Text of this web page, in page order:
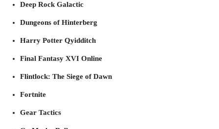
Deep Rock Galactic
Dungeons of Hinterberg
Harry Potter Qyidditch
Final Fantasy XVI Online
Flintlock: The Siege of Dawn
Fortnite
Gear Tactics